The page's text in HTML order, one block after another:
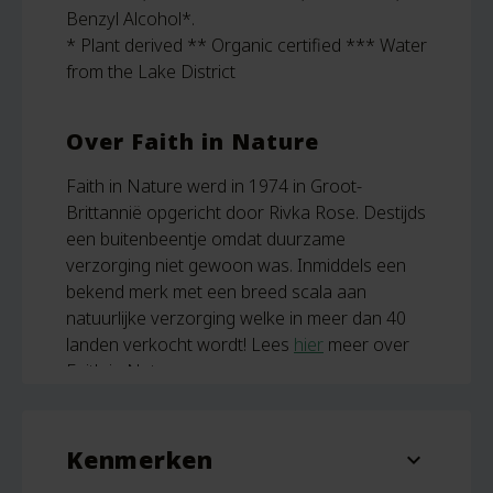
Benzyl Alcohol*.
* Plant derived ** Organic certified *** Water
from the Lake District
Over Faith in Nature
Faith in Nature werd in 1974 in Groot-
Brittannië opgericht door Rivka Rose. Destijds
een buitenbeentje omdat duurzame
verzorging niet gewoon was. Inmiddels een
bekend merk met een breed scala aan
natuurlijke verzorging welke in meer dan 40
landen verkocht wordt! Lees hier meer over
Faith in Nature.
Kenmerken expand_more